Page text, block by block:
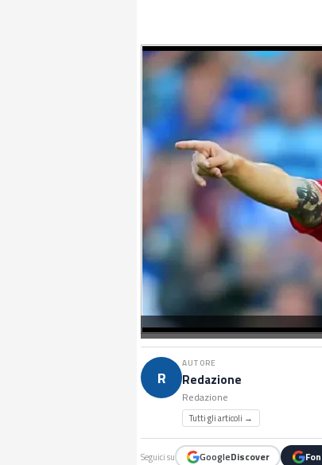
R
AUTORE
Redazione
Redazione
Tutti gli articoli →
Seguici su GoogleDiscover